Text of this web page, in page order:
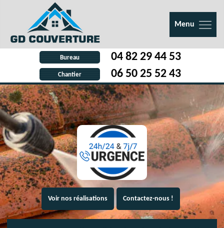
Menu
Bureau 04 82 29 44 53
Chantier 06 50 25 52 43
Voir nos réalisations Contactez-nous !